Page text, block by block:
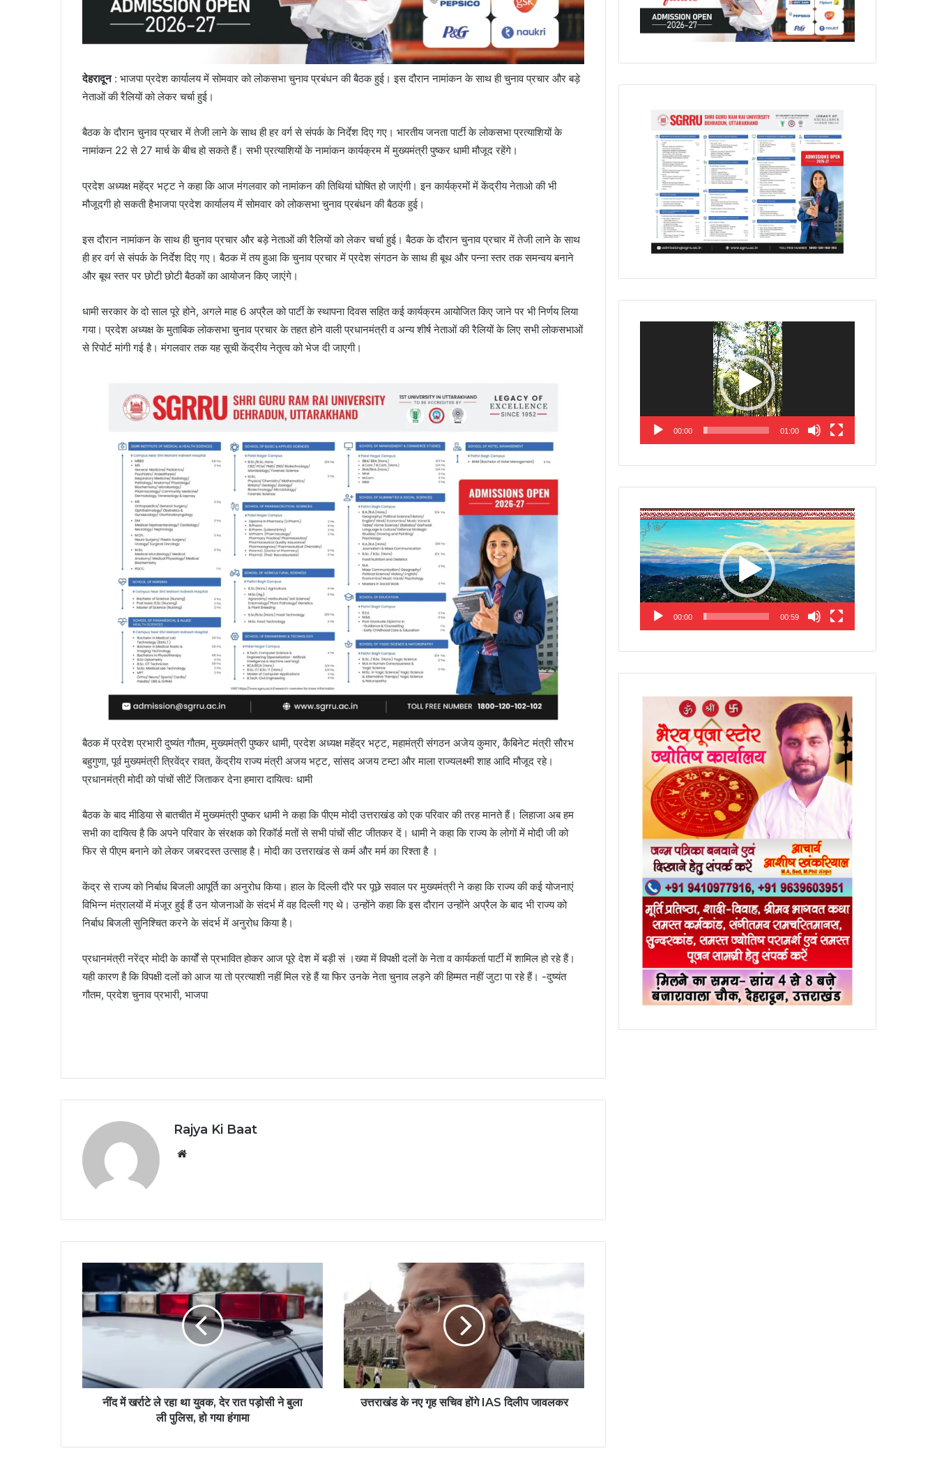
देहरादून : भाजपा प्रदेश कार्यालय में सोमवार को लोकसभा चुनाव प्रबंधन की बैठक हुई। इस दौरान नामांकन के साथ ही चुनाव प्रचार और बड़े
नेताओं की रैलियों को लेकर चर्चा हुई।
बैठक के दौरान चुनाव प्रचार में तेजी लाने के साथ ही हर वर्ग से संपर्क के निर्देश दिए गए। भारतीय जनता पार्टी के लोकसभा प्रत्याशियों के
नामांकन 22 से 27 मार्च के बीच हो सकते हैं। सभी प्रत्याशियों के नामांकन कार्यक्रम में मुख्यमंत्री पुष्कर धामी मौजूद रहेंगे।
प्रदेश अध्यक्ष महेंद्र भट्ट ने कहा कि आज मंगलवार को नामांकन की तिथियां घोषित हो जाएंगी। इन कार्यक्रमों में केंद्रीय नेताओ की भी
मौजूदगी हो सकती हैभाजपा प्रदेश कार्यालय में सोमवार को लोकसभा चुनाव प्रबंधन की बैठक हुई।
इस दौरान नामांकन के साथ ही चुनाव प्रचार और बड़े नेताओं की रैलियों को लेकर चर्चा हुई। बैठक के दौरान चुनाव प्रचार में तेजी लाने के साथ
ही हर वर्ग से संपर्क के निर्देश दिए गए। बैठक में तय हुआ कि चुनाव प्रचार में प्रदेश संगठन के साथ ही बूथ और पन्ना स्तर तक समन्वय बनाने
और बूथ स्तर पर छोटी छोटी बैठकों का आयोजन किए जाएंगे।
धामी सरकार के दो साल पूरे होने, अगले माह 6 अप्रैल को पार्टी के स्थापना दिवस सहित कई कार्यक्रम आयोजित किए जाने पर भी निर्णय लिया
गया। प्रदेश अध्यक्ष के मुताबिक लोकसभा चुनाव प्रचार के तहत होने वाली प्रधानमंत्री व अन्य शीर्ष नेताओं की रैलियों के लिए सभी लोकसभाओं
से रिपोर्ट मांगी गई है। मंगलवार तक यह सूची केंद्रीय नेतृत्व को भेज दी जाएगी।
बैठक में प्रदेश प्रभारी दुष्यंत गौतम, मुख्यमंत्री पुष्कर धामी, प्रदेश अध्यक्ष महेंद्र भट्ट, महामंत्री संगठन अजेय कुमार, कैबिनेट मंत्री सौरभ
बहुगुणा, पूर्व मुख्यमंत्री त्रिवेंद्र रावत, केंद्रीय राज्य मंत्री अजय भट्ट, सांसद अजय टम्टा और माला राज्यलक्ष्मी शाह आदि मौजूद रहे।
प्रधानमंत्री मोदी को पांचों सीटें जिताकर देना हमारा दायित्वः धामी
बैठक के बाद मीडिया से बातचीत में मुख्यमंत्री पुष्कर धामी ने कहा कि पीएम मोदी उत्तराखंड को एक परिवार की तरह मानते हैं। लिहाजा अब हम
सभी का दायित्व है कि अपने परिवार के संरक्षक को रिकॉर्ड मतों से सभी पांचों सीट जीतकर दें। धामी ने कहा कि राज्य के लोगों में मोदी जी को
फिर से पीएम बनाने को लेकर जबरदस्त उत्साह है। मोदी का उत्तराखंड से कर्म और मर्म का रिश्ता है ।
केंद्र से राज्य को निर्बाध बिजली आपूर्ति का अनुरोध किया। हाल के दिल्ली दौरे पर पूछे सवाल पर मुख्यमंत्री ने कहा कि राज्य की कई योजनाएं
विभिन्न मंत्रालयों में मंजूर हुई हैं उन योजनाओं के संदर्भ में वह दिल्ली गए थे। उन्होंने कहा कि इस दौरान उन्होंने अप्रैल के बाद भी राज्य को
निर्बाध बिजली सुनिश्चित करने के संदर्भ में अनुरोध किया है।
प्रधानमंत्री नरेंद्र मोदी के कार्यों से प्रभावित होकर आज पूरे देश में बड़ी सं ।ख्या में विपक्षी दलों के नेता व कार्यकर्ता पार्टी में शामिल हो रहे हैं।
यही कारण है कि विपक्षी दलों को आज या तो प्रत्याशी नहीं मिल रहे हैं या फिर उनके नेता चुनाव लड़ने की हिम्मत नहीं जुटा पा रहे हैं। -दुष्यंत
गौतम, प्रदेश चुनाव प्रभारी, भाजपा
Rajya Ki Baat
नींद में खर्राटे ले रहा था युवक, देर रात पड़ोसी ने बुला
ली पुलिस, हो गया हंगामा
उत्तराखंड के नए गृह सचिव होंगे IAS दिलीप जावलकर
00:00 01:00
Video
Player
00:00 00:59